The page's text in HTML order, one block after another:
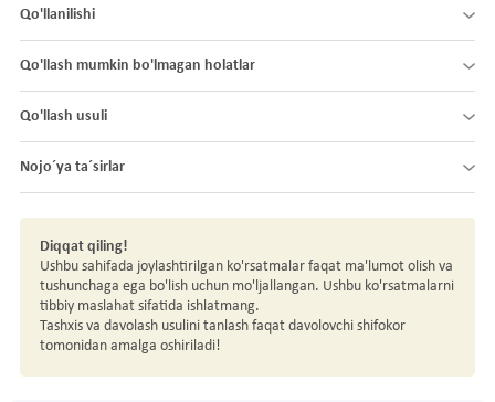
Qo'llanilishi
Qo'llash mumkin bo'lmagan holatlar
Qo'llash usuli
Nojo´ya ta´sirlar
Diqqat qiling!
Ushbu sahifada joylashtirilgan ko'rsatmalar faqat ma'lumot olish va
tushunchaga ega bo'lish uchun mo'ljallangan. Ushbu ko'rsatmalarni
tibbiy maslahat sifatida ishlatmang.
Tashxis va davolash usulini tanlash faqat davolovchi shifokor
tomonidan amalga oshiriladi!